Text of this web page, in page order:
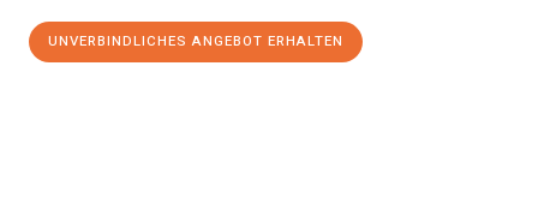
UNVERBINDLICHES ANGEBOT ERHALTEN